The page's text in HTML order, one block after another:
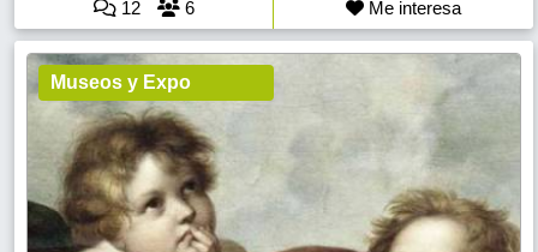
12 6 Me interesa
Museos y Expo